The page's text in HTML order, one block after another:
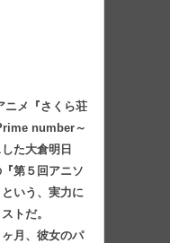
ニメ『さくら荘
number～
た大倉明日
第５回アニソ
いう、実力に
トだ。
月、彼女のパ